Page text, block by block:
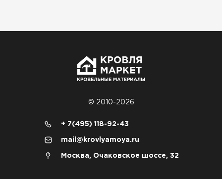
© 2010-2026
+ 7(495) 118-92-43
mail@krovlyamoya.ru
Москва, Очаковское шоссе, 32